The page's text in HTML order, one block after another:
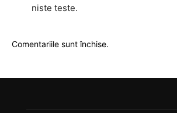
niste teste.
Comentariile sunt închise.